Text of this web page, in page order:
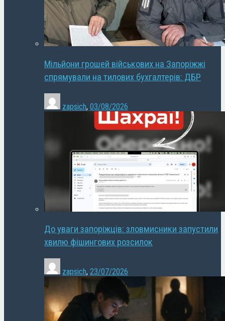
Мільйони грошей військових на Запоріжжі
спрямували на тилових бухгалтерів: ДБР
zapsich, 03/08/2026
До уваги запоріжців: зловмисники запустили
хвилю фішингових розсилок
zapsich, 23/07/2026